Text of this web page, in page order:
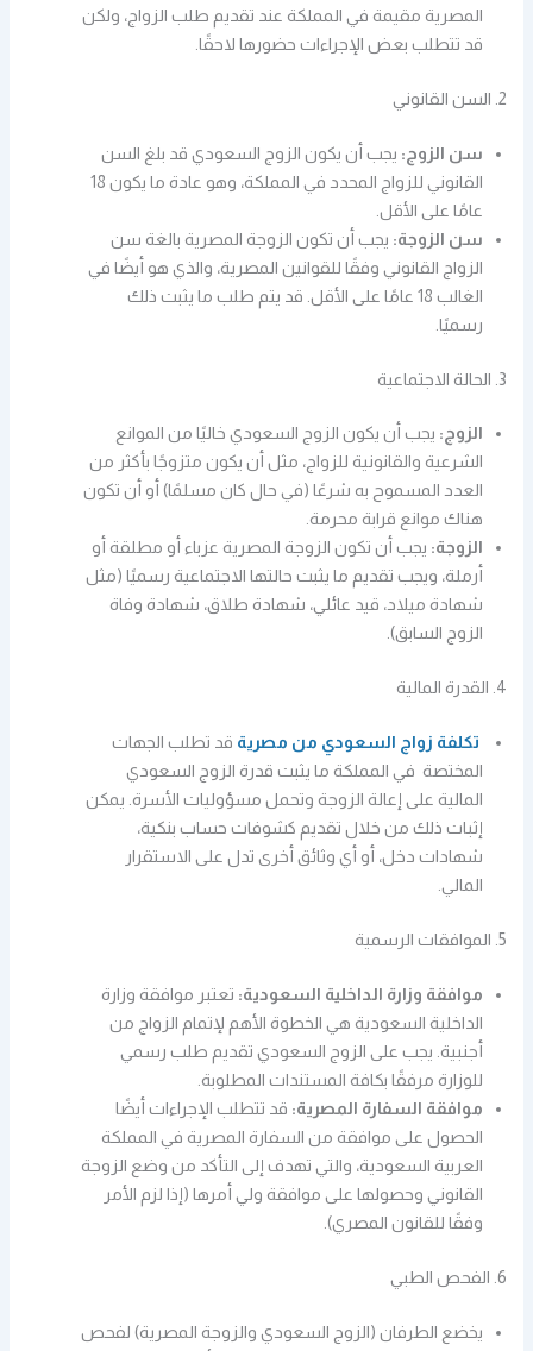
المصرية مقيمة في المملكة عند تقديم طلب الزواج، ولكن
قد تتطلب بعض الإجراءات حضورها لاحقًا.
2. السن القانوني
سن الزوج: يجب أن يكون الزوج السعودي قد بلغ السن
القانوني للزواج المحدد في المملكة، وهو عادة ما يكون 18
عامًا على الأقل.
سن الزوجة: يجب أن تكون الزوجة المصرية بالغة سن
الزواج القانوني وفقًا للقوانين المصرية، والذي هو أيضًا في
الغالب 18 عامًا على الأقل. قد يتم طلب ما يثبت ذلك
رسميًا.
3. الحالة الاجتماعية
الزوج: يجب أن يكون الزوج السعودي خاليًا من الموانع
الشرعية والقانونية للزواج، مثل أن يكون متزوجًا بأكثر من
العدد المسموح به شرعًا (في حال كان مسلمًا) أو أن تكون
هناك موانع قرابة محرمة.
الزوجة: يجب أن تكون الزوجة المصرية عزباء أو مطلقة أو
أرملة، ويجب تقديم ما يثبت حالتها الاجتماعية رسميًا (مثل
شهادة ميلاد، قيد عائلي، شهادة طلاق، شهادة وفاة
الزوج السابق).
4. القدرة المالية
تكلفة زواج السعودي من مصرية قد تطلب الجهات
المختصة في المملكة ما يثبت قدرة الزوج السعودي
المالية على إعالة الزوجة وتحمل مسؤوليات الأسرة. يمكن
إثبات ذلك من خلال تقديم كشوفات حساب بنكية،
شهادات دخل، أو أي وثائق أخرى تدل على الاستقرار
المالي.
5. الموافقات الرسمية
موافقة وزارة الداخلية السعودية: تعتبر موافقة وزارة
الداخلية السعودية هي الخطوة الأهم لإتمام الزواج من
أجنبية. يجب على الزوج السعودي تقديم طلب رسمي
للوزارة مرفقًا بكافة المستندات المطلوبة.
موافقة السفارة المصرية: قد تتطلب الإجراءات أيضًا
الحصول على موافقة من السفارة المصرية في المملكة
العربية السعودية، والتي تهدف إلى التأكد من وضع الزوجة
القانوني وحصولها على موافقة ولي أمرها (إذا لزم الأمر
وفقًا للقانون المصري).
6. الفحص الطبي
يخضع الطرفان (الزوج السعودي والزوجة المصرية) لفحص